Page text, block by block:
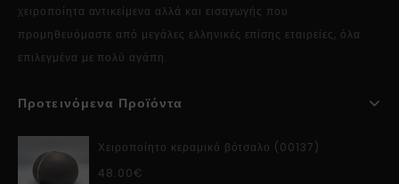
χειροποίητα αντικείμενα αλλά και εισαγωγής που
προμηθευόμαστε από μεγάλες ελληνικές επίσης εταιρείες, όλα
επιλεγμένα με πολύ αγάπη.
Προτεινόμενα Προϊόντα
Χειροποίητο κεραμικό βότσαλο (00137)
48.00€